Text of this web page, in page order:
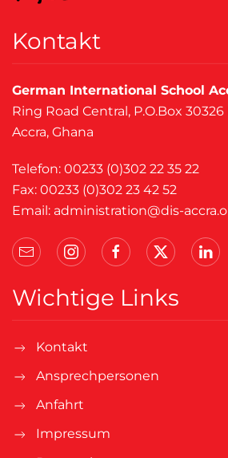
Kontakt
German International School
Ring Road Central, P.O.Box 30326
Accra, Ghana
Telefon: 00233 (0)302 22 35 22
Fax: 00233 (0)302 23 42 52
Email: administration@dis-
Wichtige Links
Kontakt
Ansprechpersonen
Anfahrt
Impressum